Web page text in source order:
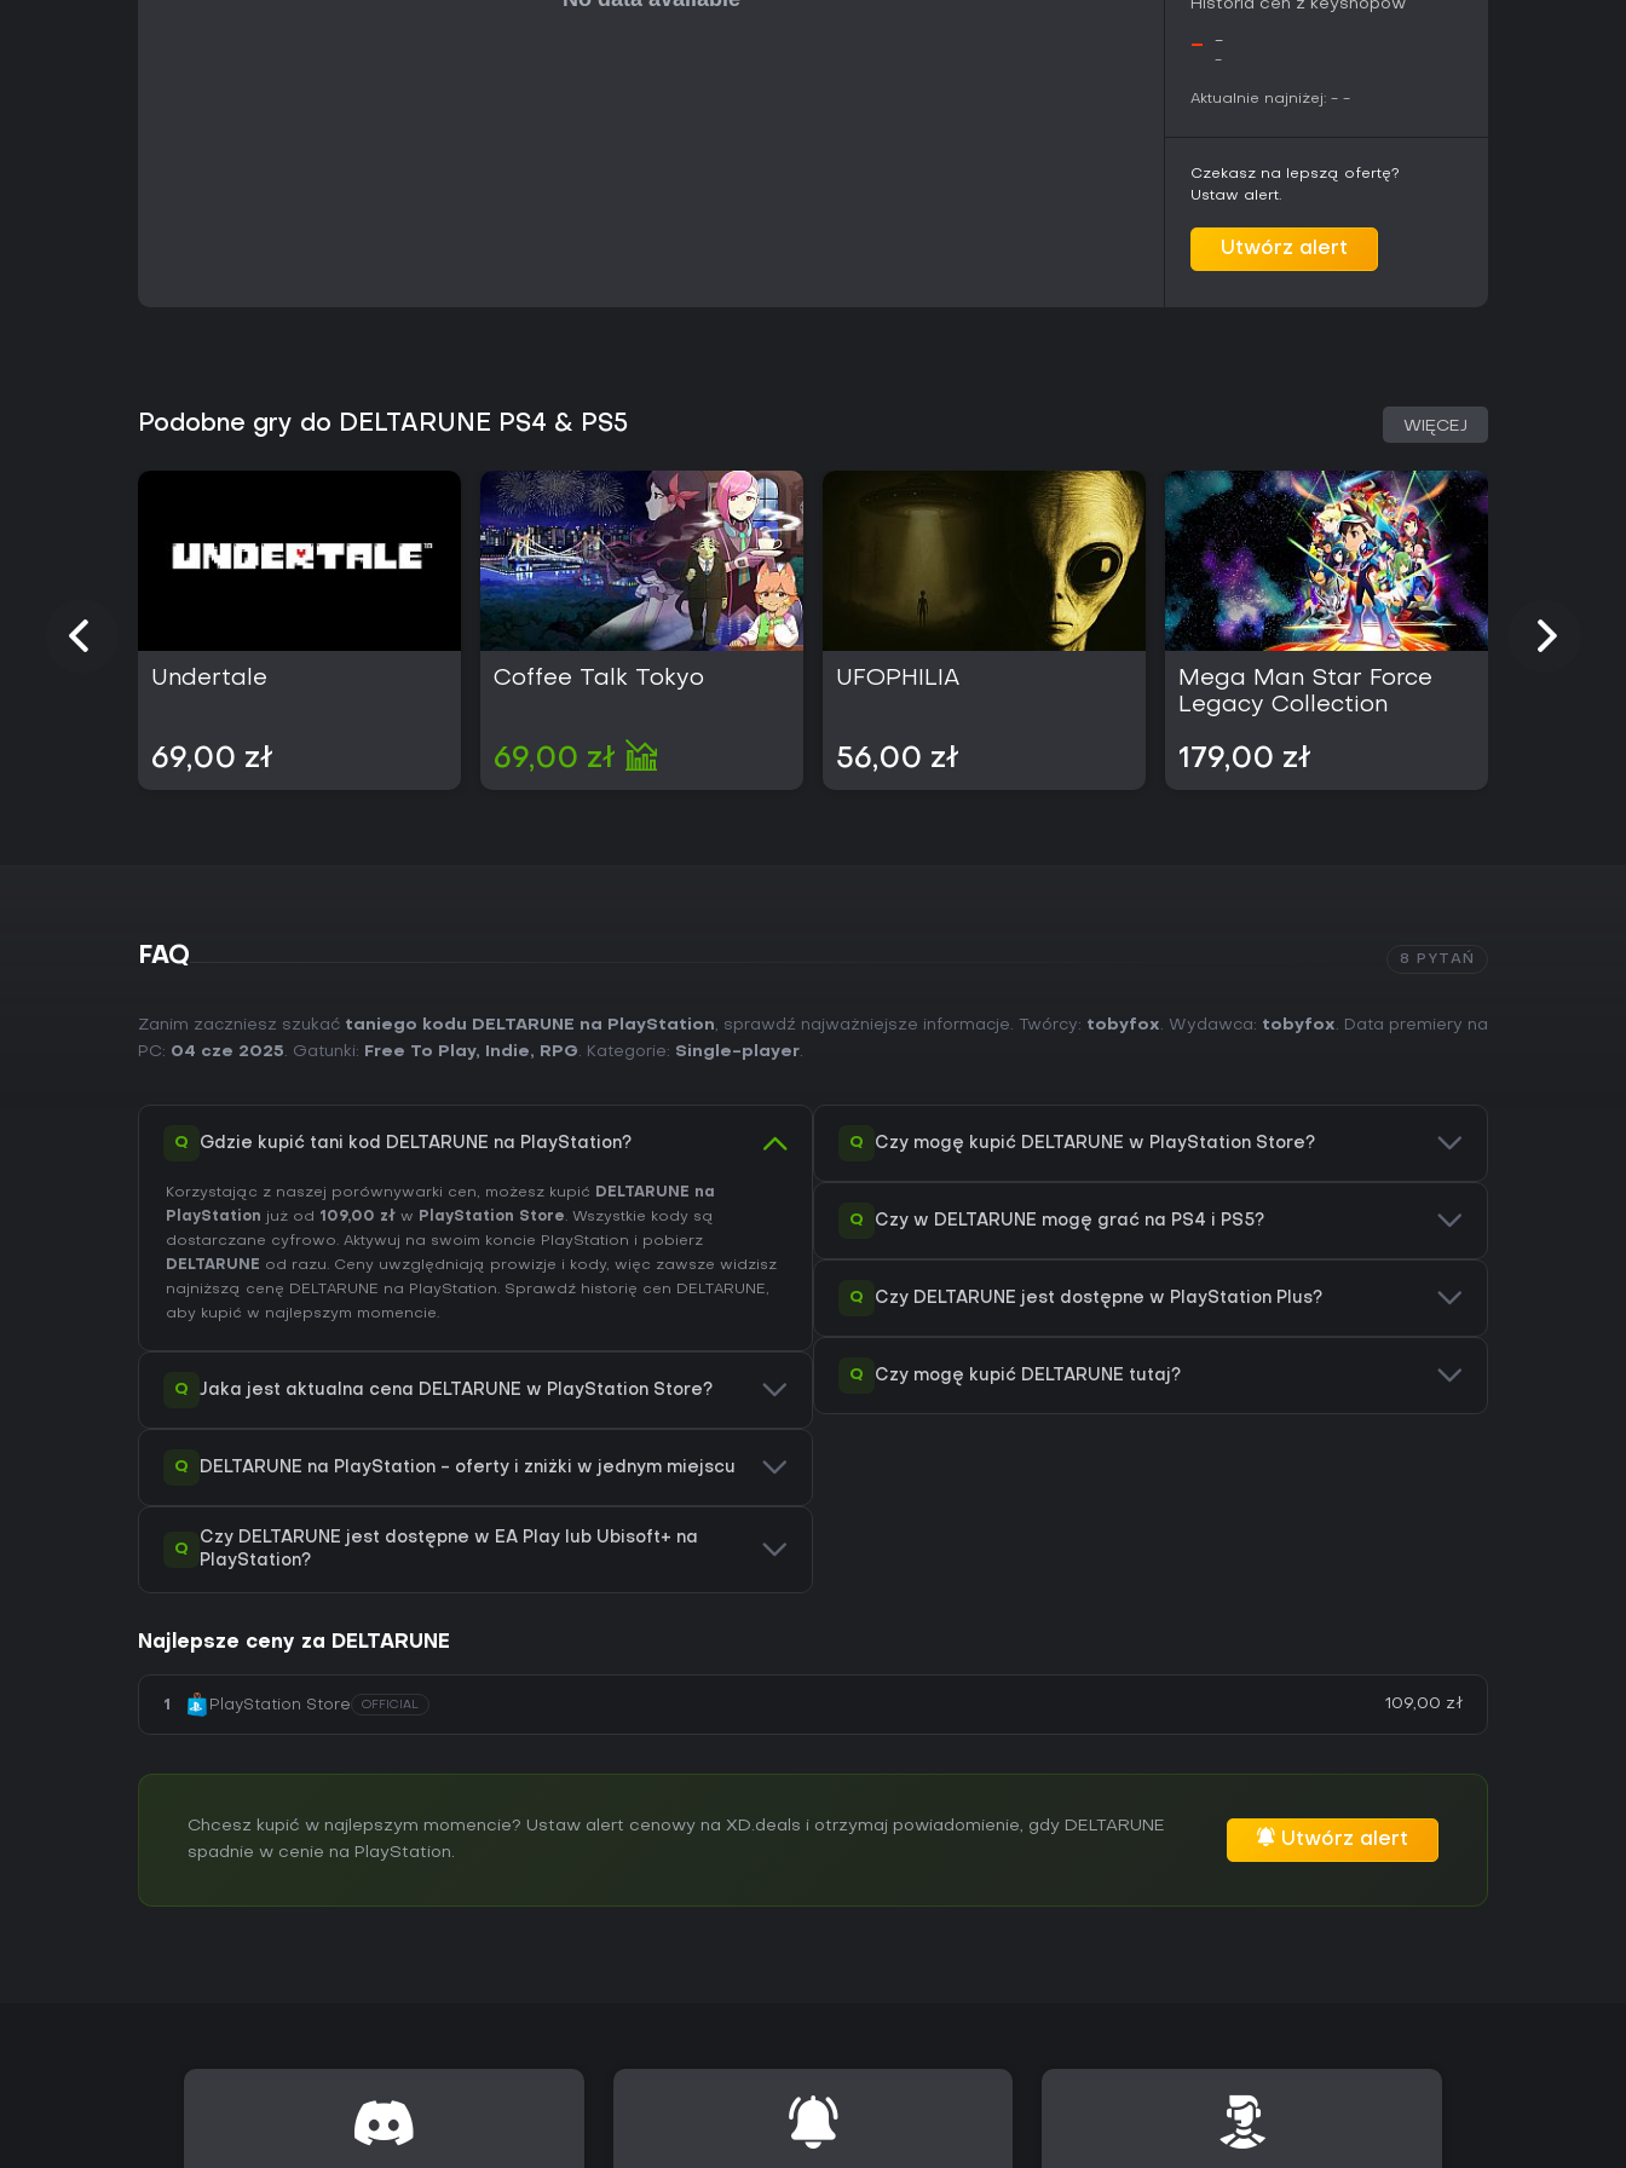
szybko zastąpiony przez stałego bohatera - Krisa. Poprzez wydarzenia
eksperymentowania. Tempo rozgrywki równoważy spokojne sceny z postaciami i
rosnące napięcie w miarę postępu kolejnych rozdziałów.
Tytuł działa stabilnie na sprzęcie obecnej generacji. Nie ma sezonowych
wydarzeń ani elementów live-service - wsparcie ogranicza się do ukończenia
aktualizacje.
Czy warto zagrać?
DELTARUNE przypadnie do gustu fanom fabularnych RPG-ów, w których liczy się
przede wszystkim kreacja postaci, humor i pomysłowy system walki. Integracja
bullet hellu oraz opcja rozwiązywania starć poprzez działania zamiast
przemocy nagradzają przemyślany styl gry. Osoby ceniące odcinkowe wydania
i darmowe rozszerzenia znajdą wartość w obecnym pakiecie pięciu rozdziałów,
a kolejne treści pojawią się bez dodatkowych opłat.
Recenzje podkreślają ścieżkę dźwiękową, zapadającą w pamięć obsadę oraz
głębię narracji jako największe atuty. Gra przypadnie do gustu miłośnikom
stale rozwijającej się przygody singleplayerowej na konsolach PlayStation. Jeśli
połączenie eksploracji, zagadek i starć opartych na wyborach odpowiada
Historia cen z keyshopów
- -
-
Aktualnie najniżej: - -
Czekasz na lepszą ofertę?
Ustaw alert.
Utwórz alert
Podobne gry do DELTARUNE PS4 & PS5 WIĘCEJ
Undertale
69,00 zł
Coffee Talk Tokyo
69,00 zł
UFOPHILIA
56,00 zł
Mega Man Star Force
Legacy Collection
179,00 zł
FAQ 8 PYTAŃ
Zanim zaczniesz szukać taniego kodu DELTARUNE na PlayStation, sprawdź najważniejsze informacje. Twórcy: tobyfox. Wydawca: tobyfox. Data premiery na
PC: 04 cze 2025. Gatunki: Free To Play, Indie, RPG. Kategorie: Single-player.
Q Gdzie kupić tani kod DELTARUNE na PlayStation?
Korzystając z naszej porównywarki cen, możesz kupić DELTARUNE na
PlayStation już od 109,00 zł w PlayStation Store. Wszystkie kody są
dostarczane cyfrowo. Aktywuj na swoim koncie PlayStation i pobierz
DELTARUNE od razu. Ceny uwzględniają prowizje i kody, więc zawsze widzisz
najniższą cenę DELTARUNE na PlayStation. Sprawdź historię cen DELTARUNE,
aby kupić w najlepszym momencie.
Q Jaka jest aktualna cena DELTARUNE w PlayStation Store?
Q DELTARUNE na PlayStation - oferty i zniżki w jednym miejscu
Q
Czy DELTARUNE jest dostępne w EA Play lub Ubisoft+ na
PlayStation?
Q Czy mogę kupić DELTARUNE w PlayStation Store?
Q Czy w DELTARUNE mogę grać na PS4 i PS5?
Q Czy DELTARUNE jest dostępne w PlayStation Plus?
Q Czy mogę kupić DELTARUNE tutaj?
Najlepsze ceny za DELTARUNE
1 PlayStation Store OFFICIAL 109,00 zł
Chcesz kupić w najlepszym momencie? Ustaw alert cenowy na XD.deals i otrzymaj powiadomienie, gdy DELTARUNE
spadnie w cenie na PlayStation.
Utwórz alert